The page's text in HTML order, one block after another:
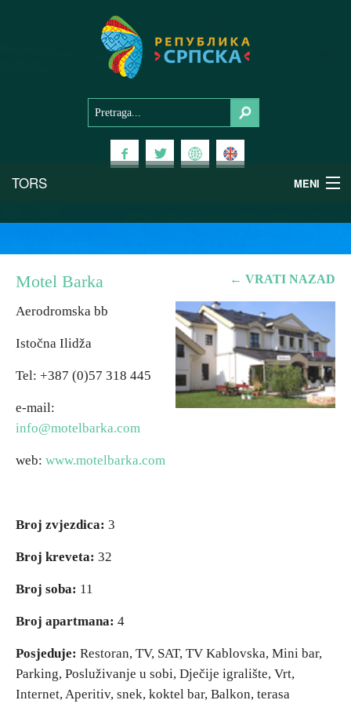
TORS MENI
Planinski turizam
Banjski turizam
Avantura
Kulturni turizam
Gastronomija
Lov i ribolov
Seoski turizam
Omladinski turizam
← VRATI NAZAD
Motel Barka
Aerodromska bb
Istočna Ilidža
Tel: +387 (0)57 318 445
e-mail:
info@motelbarka.com
web: www.motelbarka.com
Broj zvjezdica: 3
Broj kreveta: 32
Broj soba: 11
Broj apartmana: 4
Posjeduje: Restoran, TV, SAT, TV Kablovska, Mini bar,
Parking, Posluživanje u sobi, Dječije igralište, Vrt,
Internet, Aperitiv, snek, koktel bar, Balkon, terasa